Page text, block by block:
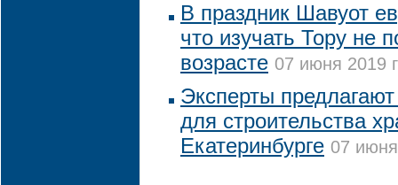
В праздник Шавуот
что изучать Тору не
возрасте 07 июня 2019
Эксперты
для строительства
Екатеринбурге 07